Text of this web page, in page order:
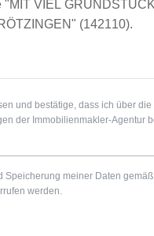
und bestätige, dass ich über
der Immobilienmakler-Agentur
Speicherung meiner Daten
werden.